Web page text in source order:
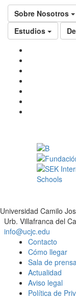
Sobre Nosotros
Estudios
Universidad Camilo
Urb. Villafranca del
info@ucjc.edu
Contacto
Cómo llegar
Sala de prensa
Actualidad
Aviso legal
Política de